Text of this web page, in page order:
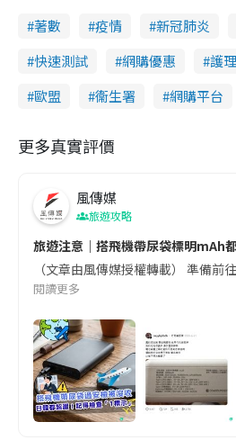
著數 疫情 新冠肺炎
快速測試
網購優惠 護理
歐盟
衞生署 網購平台
更多真實評價
風傳媒
旅遊攻略
旅遊注意｜搭飛機帶尿袋標明mAh
（文章由風傳媒授權轉載） 準備
閱讀更多